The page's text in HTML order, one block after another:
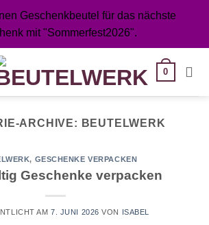
Geschenkbeutel für das nächste
mit "Sommerfest2026".
0
ARCHIVE: BEUTELWERK
, GESCHENKE VERPACKEN
Geschenke verpacken
AM7. JUNI 2026 VON ISABEL